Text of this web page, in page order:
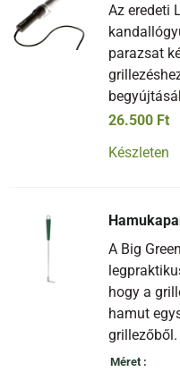
Az eredeti
parazsat
26.500 Ft
Készleten
A Big
hogy a
hamut
grillezőből.
Méret